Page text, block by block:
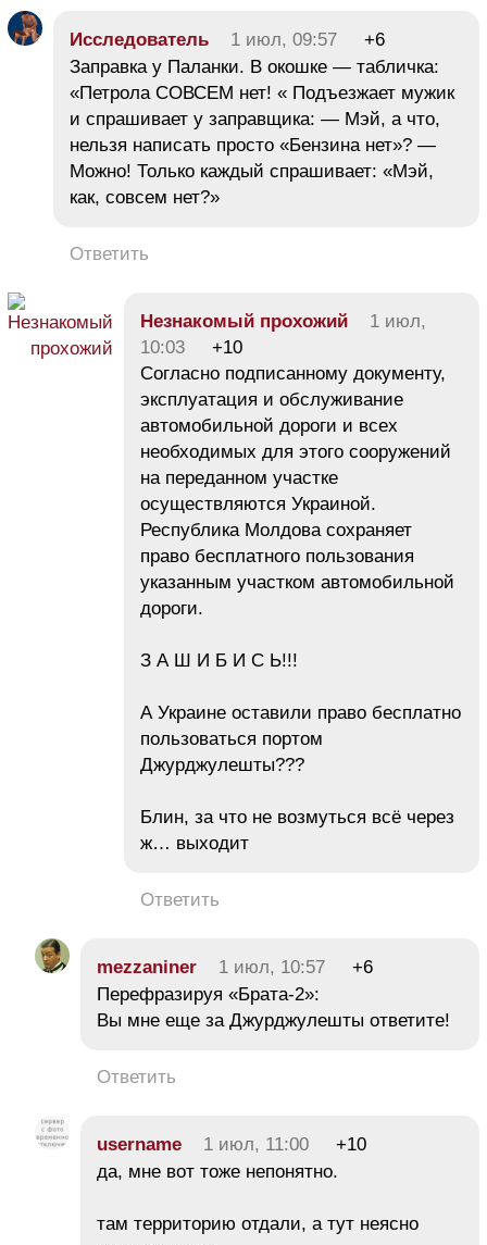
Исследователь 1 июл, 09:57
+6
Заправка у Паланки. В окошке — табличка:
«Петрола СОВСЕМ нет! « Подъезжает мужик
и спрашивает у заправщика: — Мэй, а что,
нельзя написать просто «Бензина нет»? —
Можно! Только каждый спрашивает: «Мэй,
как, совсем нет?»
Ответить
Незнакомый прохожий
1 июл,
10:03
+10
Согласно подписанному документу,
эксплуатация и обслуживание
автомобильной дороги и всех
необходимых для этого сооружений
на переданном участке
осуществляются Украиной.
Республика Молдова сохраняет
право бесплатного пользования
указанным участком автомобильной
дороги.
З А Ш И Б И С Ь!!!
А Украине оставили право бесплатно
пользоваться портом
Джурджулешты???
Блин, за что не возмуться всё через
ж… выходит
Ответить
mezzaniner 1 июл, 10:57
+6
Перефразируя «Брата-2»:
Вы мне еще за Джурджулешты ответите!
Ответить
username 1 июл, 11:00
+10
да, мне вот тоже непонятно.
там территорию отдали, а тут неясно